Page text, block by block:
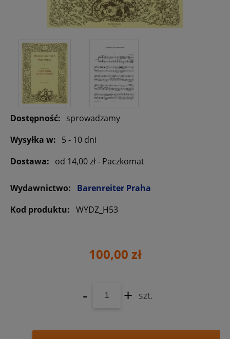
Dostępność: sprowadzamy
Wysyłka w: 5 - 10 dni
Dostawa: od 14,00 zł- Paczkomat
Wydawnictwo:
Barenreiter Praha
Kod produktu: WYDZ_H53
100,00 zł
- + szt.